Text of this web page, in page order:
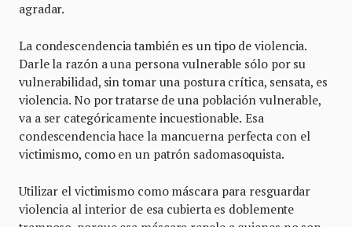
agradar.
La condescendencia también es un tipo de violencia.
Darle la razón a una persona vulnerable sólo por su
vulnerabilidad, sin tomar una postura crítica, sensata, es
violencia. No por tratarse de una población vulnerable,
va a ser categóricamente incuestionable. Esa
condescendencia hace la mancuerna perfecta con el
victimismo, como en un patrón sadomasoquista.
Utilizar el victimismo como máscara para resguardar
violencia al interior de esa cubierta es doblemente